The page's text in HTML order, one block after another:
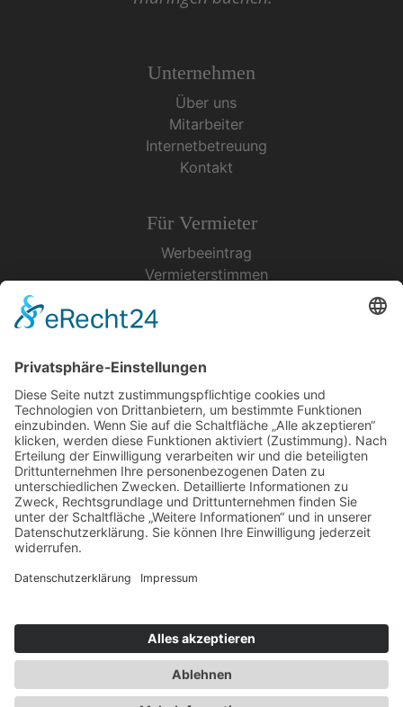
Unternehmen
Über uns
Mitarbeiter
Internetbetreuung
Kontakt
Für Vermieter
Werbeeintrag
Vermieterstimmen
Urlaubsservice
Bücher, Karten & CD's
Ihre Anreise
Wetter
Links
Nutzungsbedingungen
Datenschutz
Reiseoasen.de